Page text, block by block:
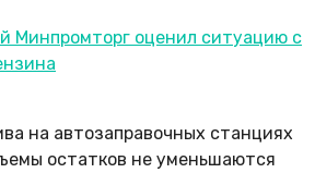
Минпромторг оценил ситуацию с
на автозаправочных станциях
остатков не уменьшаются